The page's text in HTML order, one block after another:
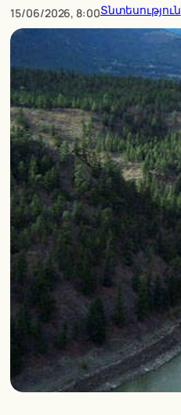
15/06/2026, 8:00Տնտեսություն